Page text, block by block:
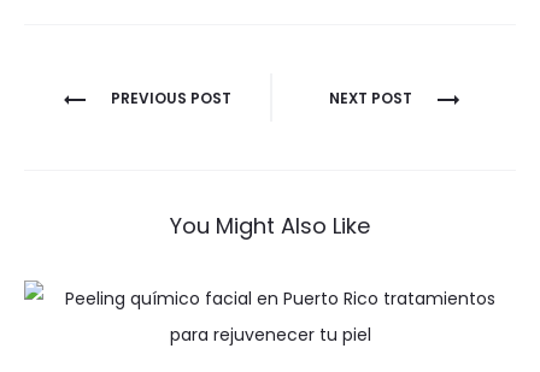
Navegación
PREVIOUS POST NEXT POST
You Might Also Like